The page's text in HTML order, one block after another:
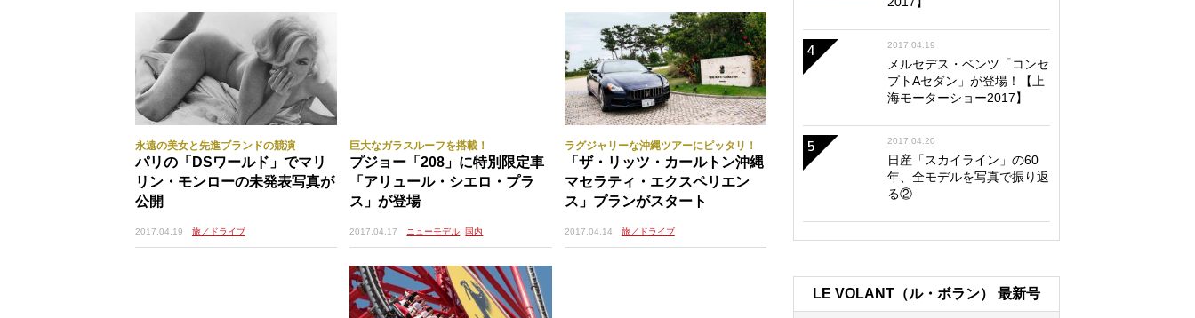
びしま海道｣。よってルートのようなものは存在しないが、最短コースを辿るなら全行程は約30㎞。東には有名な｢しまな
み海道｣があるが、あちらはほとんどの橋が有料道路であるのに対し、こちらは安芸灘大橋だけ料金がかかるが、そのほか
はすべて無料。だから海や島の風景をより身近に、ゆったりと楽しめるのだ。少し離れるが“小京都”竹原も見逃せないスポ
永遠の美女と先進ブランドの競演
パリの「DSワールド」でマリ
リン・モンローの未発表写真が
公開
2017.04.19 旅／ドライブ
巨大なガラスルーフを搭載！
プジョー「208」に特別限定車
「アリュール・シエロ・プラ
ス」が登場
2017.04.17 ニューモデル 国内
ラグジャリーな沖縄ツアーにピッタリ！
「ザ・リッツ・カールトン沖縄
マセラティ・エクスペリエン
ス」プランがスタート
2017.04.14 旅／ドライブ
4 2017.04.19
メルセデス・ベンツ「コンセ
プトAセダン」が登場！【上
海モーターショー2017】
5 2017.04.20
日産「スカイライン」の60
年、全モデルを写真で振り返
る②
LE VOLANT（ル・ボラン） 最新号